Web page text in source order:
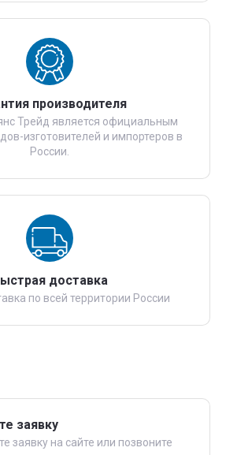
производителя
Трейд является официальным
изготовителей и импортеров в
России.
доставка
по всей территории России
заявку
заявку на сайте или позвоните